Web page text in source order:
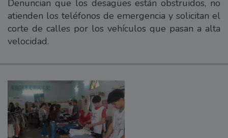
Denuncian que los desagües están obstruidos, no
atienden los teléfonos de emergencia y solicitan el
corte de calles por los vehículos que pasan a alta
velocidad.